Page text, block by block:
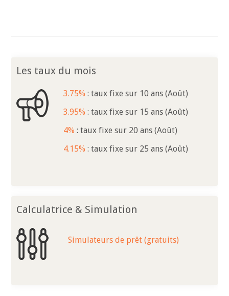
Les taux du mois
3.75% : taux fixe sur 10 ans (Août)
3.95% : taux fixe sur 15 ans (Août)
4% : taux fixe sur 20 ans (Août)
4.15% : taux fixe sur 25 ans (Août)
Calculatrice & Simulation
Simulateurs de prêt (gratuits)